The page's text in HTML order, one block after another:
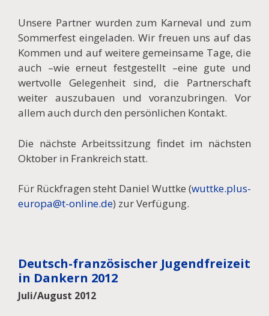
Unsere Partner wurden zum Karneval und zum
Sommerfest eingeladen. Wir freuen uns auf das
Kommen und auf weitere gemeinsame Tage, die
auch –wie erneut festgestellt –eine gute und
wertvolle Gelegenheit sind, die Partnerschaft
weiter auszubauen und voranzubringen. Vor
allem auch durch den persönlichen Kontakt.
Die nächste Arbeitssitzung findet im nächsten
Oktober in Frankreich statt.
Für Rückfragen steht Daniel Wuttke (wuttke.plus-
europa@t-online.de) zur Verfügung.
Deutsch-französischer Jugendfreizeit
in Dankern 2012
Juli/August 2012